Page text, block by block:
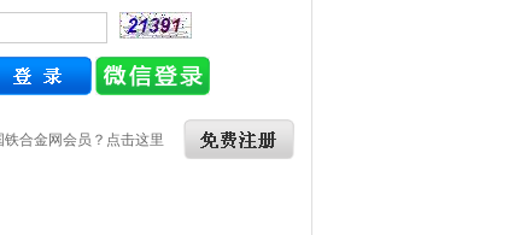
铁合金网会员？点击这里